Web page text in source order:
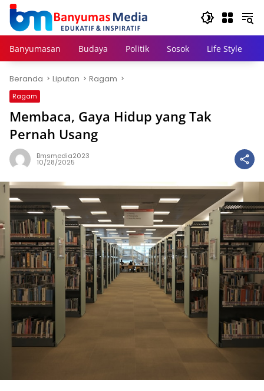
Langsung
konten
Banyumasan Budaya Politik Sosok Life Style
Beranda Liputan Ragam
Ragam
Membaca, Gaya Hidup yang Tak
Pernah Usang
Bmsmedia2023
10/28/2025